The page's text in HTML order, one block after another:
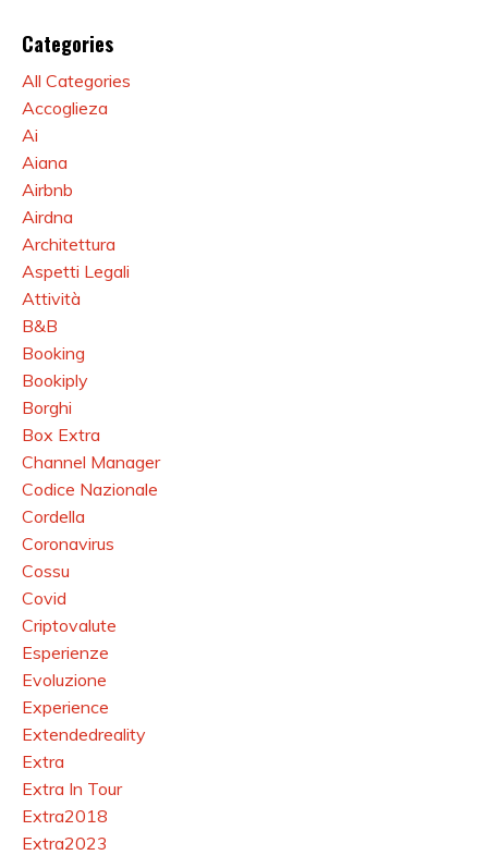
Categories
All Categories
Accoglieza
Ai
Aiana
Airbnb
Airdna
Architettura
Aspetti Legali
Attività
B&b
Booking
Bookiply
Borghi
Box Extra
Channel Manager
Codice Nazionale
Cordella
Coronavirus
Cossu
Covid
Criptovalute
Esperienze
Evoluzione
Experience
Extendedreality
Extra
Extra In Tour
Extra2018
Extra2023